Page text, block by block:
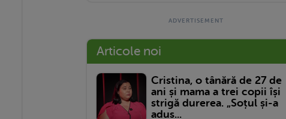
Articole noi
Cristina, o tânără de 27 de
ani și mama a trei copii își
strigă durerea. „Soțul și-a
adus...